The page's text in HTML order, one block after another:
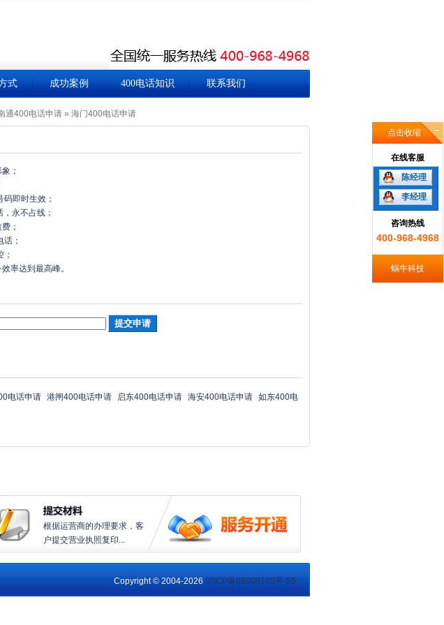
式 成功案例 400电话知识 联系我们
通400电话申请 » 海门400电话申请
；
即时生效；
永不占线；
；
；
率达到最高峰。
电话申请 港闸400电话申请 启东400电话申请 海安400电话申请 如东400电
根据运营商的办理要求，客
户提交营业执照复印...
点击收缩
在线客服
陈经理
李经理
咨询热线
400-968-4968
蜗牛科技
Copyright © 2004-2026 沪ICP备08008105号-55